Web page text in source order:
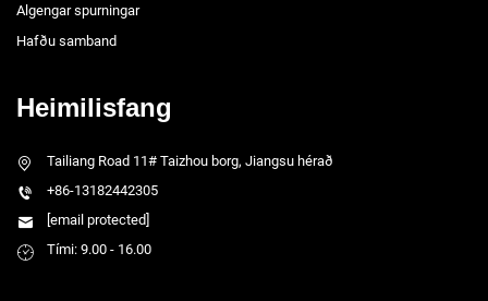
Algengar spurningar
Hafðu samband
Heimilisfang
Tailiang Road 11# Taizhou borg, Jiangsu hérað
+86-13182442305
[email protected]
Tími: 9.00 - 16.00